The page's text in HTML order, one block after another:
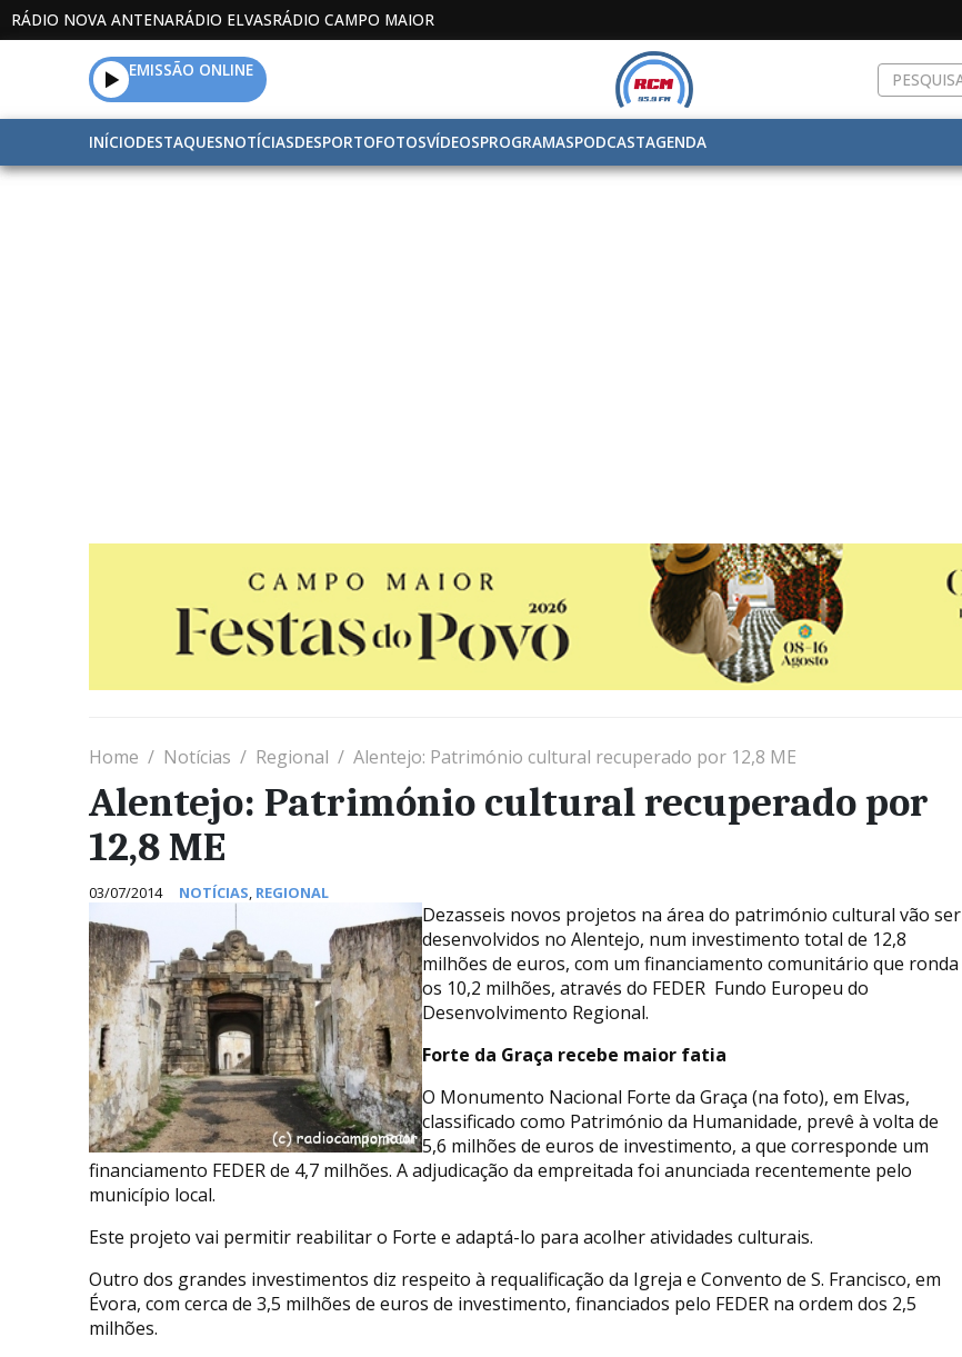
RÁDIO NOVA ANTENARÁDIO ELVASRÁDIO CAMPO MAIOR
EMISSÃO ONLINE
INÍCIODESTAQUESNOTÍCIASDESPORTOFOTOSVÍDEOSPROGRAMASPODCASTAGENDA
Home Notícias Regional Alentejo: Património cultural recuperado por 12,8 ME
Alentejo: Património cultural recuperado por
12,8 ME
03/07/2014 NOTÍCIAS, REGIONAL
Dezasseis novos projetos na área do património cultural vão ser
desenvolvidos no Alentejo, num investimento total de 12,8
milhões de euros, com um financiamento comunitário que ronda
os 10,2 milhões, através do FEDER  Fundo Europeu do
Desenvolvimento Regional.
Forte da Graça recebe maior fatia
O Monumento Nacional Forte da Graça (na foto), em Elvas,
classificado como Património da Humanidade, prevê à volta de
5,6 milhões de euros de investimento, a que corresponde um
financiamento FEDER de 4,7 milhões. A adjudicação da empreitada foi anunciada recentemente pelo
município local.
Este projeto vai permitir reabilitar o Forte e adaptá-lo para acolher atividades culturais.
Outro dos grandes investimentos diz respeito à requalificação da Igreja e Convento de S. Francisco, em
Évora, com cerca de 3,5 milhões de euros de investimento, financiados pelo FEDER na ordem dos 2,5
milhões.